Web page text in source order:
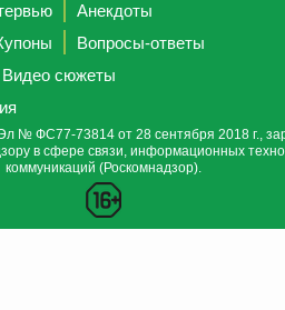
Анекдоты
Вопросы-ответы
Видео сюжеты
№ ФС77-73814 от 28 сентября 2018 г.,
в сфере связи, информационных
коммуникаций (Роскомнадзор).